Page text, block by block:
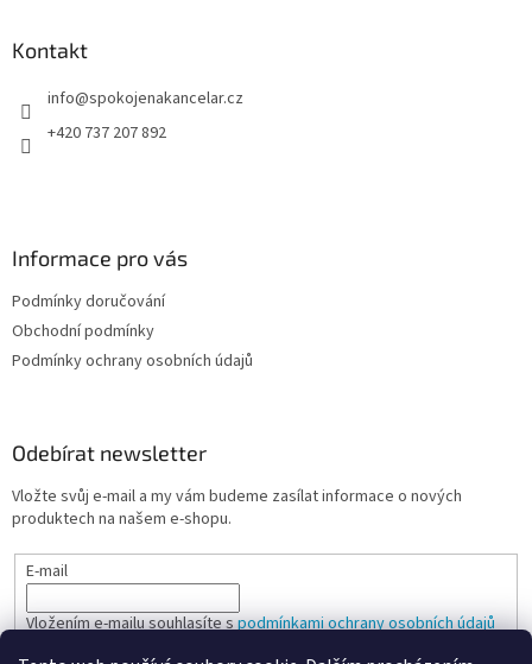
Kontakt
info@spokojenakancelar.cz
+420 737 207 892
Informace pro vás
Podmínky doručování
Obchodní podmínky
Podmínky ochrany osobních údajů
Odebírat newsletter
Vložte svůj e-mail a my vám budeme zasílat informace o nových
produktech na našem e-shopu.
E-mail
Vložením e-mailu souhlasíte spodmínkami ochrany osobních údajů